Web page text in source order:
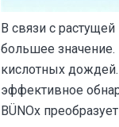
В связи с
большее
кислотных дождей.
эффективное
BÜNOx